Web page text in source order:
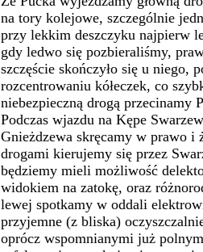
na tory kolejowe, szczególnie
przy lekkim deszczyku najpierw
gdy ledwo się pozbieraliśmy,
szczęście skończyło się u niego,
rozcentrowaniu kółeczek, co
niebezpieczną drogą przecinamy
Podczas wjazdu na Kępe
Gnieżdzewa skręcamy w prawo i
drogami kierujemy się przez
będziemy mieli możliwość
widokiem na zatokę, oraz
lewej spotkamy w oddali
przyjemne (z bliska)
oprócz wspomnianymi już